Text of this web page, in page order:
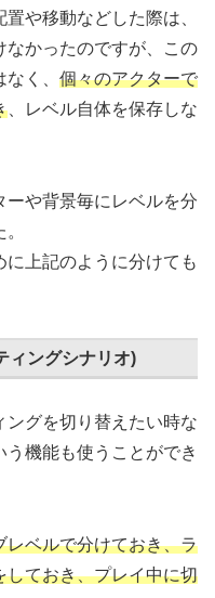
や移動などした際は、
なかったのですが、この
く、 個々のアクターで
、レベル自体を保存しな
ーや背景毎にレベルを分
に上記のように分けても
ィングシナリオ)
ングを切り替えたい時な
う機能も使うことができ
レベルで分けておき、ラ
しておき、プレイ中に切